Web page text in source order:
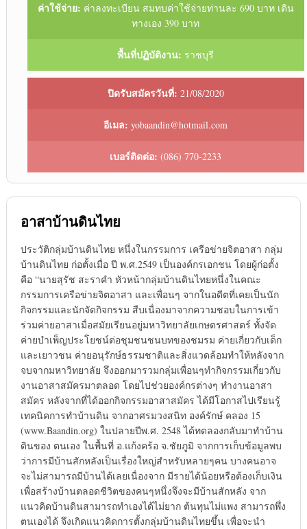
ค่าใช้จ่าย: ค่าลงทะเบียน สมทบค่าใช้จ่ายท่านละ 690 บาท เดิน
ทางเอง 390 บาท
พื้นที่ปฏิบัติงาน: ราชบุรี
ปิดรับสมัครวันที่: 21/08/2020
อีเมล: yobaandin@hotmail.com
เบอร์ติดต่อ: (086) 770-2233
อาสาบ้านดินไทย
ประวัติกลุ่มบ้านดินไทย หนึ่งในกรรมการ เครือข่ายจิตอาสา กลุ่ม
บ้านดินไทย ก่อตั้งเมื่อ ปี พ.ศ.2549 เป็นองค์กรเอกชน โดยผู้ก่อตั้ง
คือ “นายสุรัช สะราคำ หัวหน้ากลุ่มบ้านดินไทยหนึ่งในคณะ
กรรมการเครือข่ายจิตอาสา และเพื่อนๆ จากในอดีตที่เคยเป็นนัก
กิจกรรมและนักจัดกิจกรรม สืบเนื่องมาจากความชอบในการเข้า
ร่วมค่ายอาสาเมื่อสมัยเรียนอยู่มหาวิทยาลัยเกษตรศาสตร์ ทั้งจัด
ค่ายบำเพ็ญประโยชน์ต่อชุมชนชนบทของชมรม ค่ายเกี่ยวกับเด็ก
และเยาวชน ค่ายอนุรักษ์ธรรมชาติและสิ่งแวดล้อมทำให้หลังจาก
จบจากมหาวิทยาลัย จึงออกมารวมกลุ่มเพื่อนๆทำกิจกรรมเกี่ยวกับ
งานอาสาสมัครมาตลอด โดยไปช่วยองค์กรต่างๆ ทำงานอาสา
สมัคร หลังจากที่ได้ออกกิจกรรมอาสาสมัคร ได้มีโอกาสไปเรียนรู้
เทคนิคการทำบ้านดิน จากอาศรมวงสนิท องค์รักษ์ คลอง 15
(www.Baandin.org) ในปลายปีพ.ศ. 2548 ได้ทดลองกลับมาทำบ้าน
ดินของ ตนเอง ในพื้นที่ อ.แก้งคร้อ จ.ชัยภูมิ จากการเก็บข้อมูลพบ
ว่าการมีบ้านสักหลังเป็นเรื่องใหญ่สำหรับหลายๆคน บางคนอาจ
จะไม่สามารถมีบ้านได้เลยเนื่องจาก มีรายได้น้อยหรือต้องเก็บเงิน
เพื่อสร้างบ้านตลอดชีวิตของคนๆหนึ่งจึงจะมีบ้านสักหลัง จาก
แนวคิดบ้านดินสามารถทำเองได้ไม่ยาก ต้นทุนไม่แพง สามารถพึ่ง
ตนเองได้ จึงเกิดแนวคิดการตั้งกลุ่มบ้านดินไทยขึ้น เพื่อจะนำ